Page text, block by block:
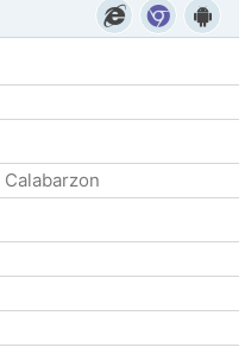
Calabarzon